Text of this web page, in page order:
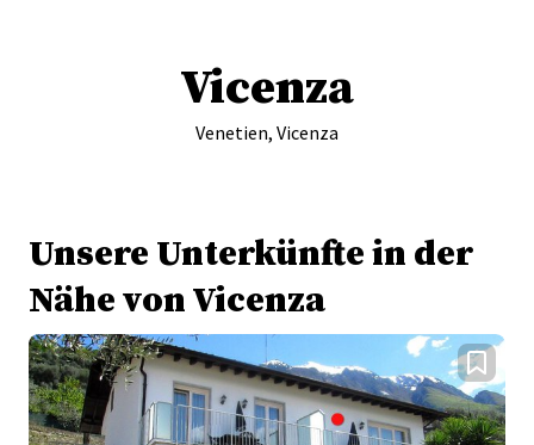
Vicenza
Venetien, Vicenza
Unsere Unterkünfte in der
Nähe von Vicenza